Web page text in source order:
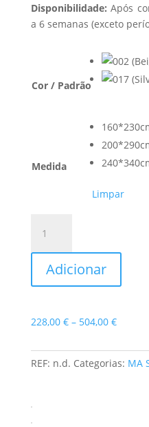
Disponibilidade:Após
a 6 semanas (exceto
Cor / Padrão
Medida
Limpar
Tapete
Natural
Dots
Adicionar
228,00 € – 504,00 €Price
228,00
REF: n.d. Categorias: MA